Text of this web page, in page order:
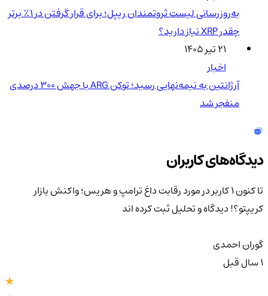
به‌روزرسانی لیست ثروتمندان ریپل؛ برای قرار گرفتن در ۱٪ برتر
چقدر XRP نیاز دارید؟
۲۱ تیر ۱۴۰۵
اخبار
آرژانتین به نیمه‌نهایی رسید؛ توکن ARG با جهش ۳۰۰ درصدی
منفجر شد
دیدگاه‌های کاربران
تا کنون 1 کاربر در مورد
رقابت داغ ترامپ و هریس؛ واکنش بازار
کریپتو؟!دیدگاه و تحلیل ثبت کرده اند
گوران احمدی